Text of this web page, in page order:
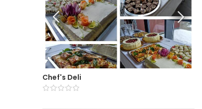
Chef's Deli